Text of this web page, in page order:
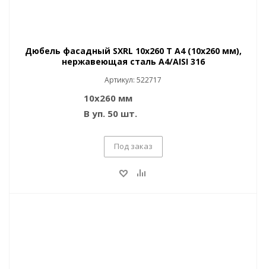
Дюбель фасадный SXRL 10x260 T A4 (10x260 мм),
нержавеющая сталь A4/AISI 316
Артикул: 522717
10х260 мм
В уп. 50 шт.
Под заказ